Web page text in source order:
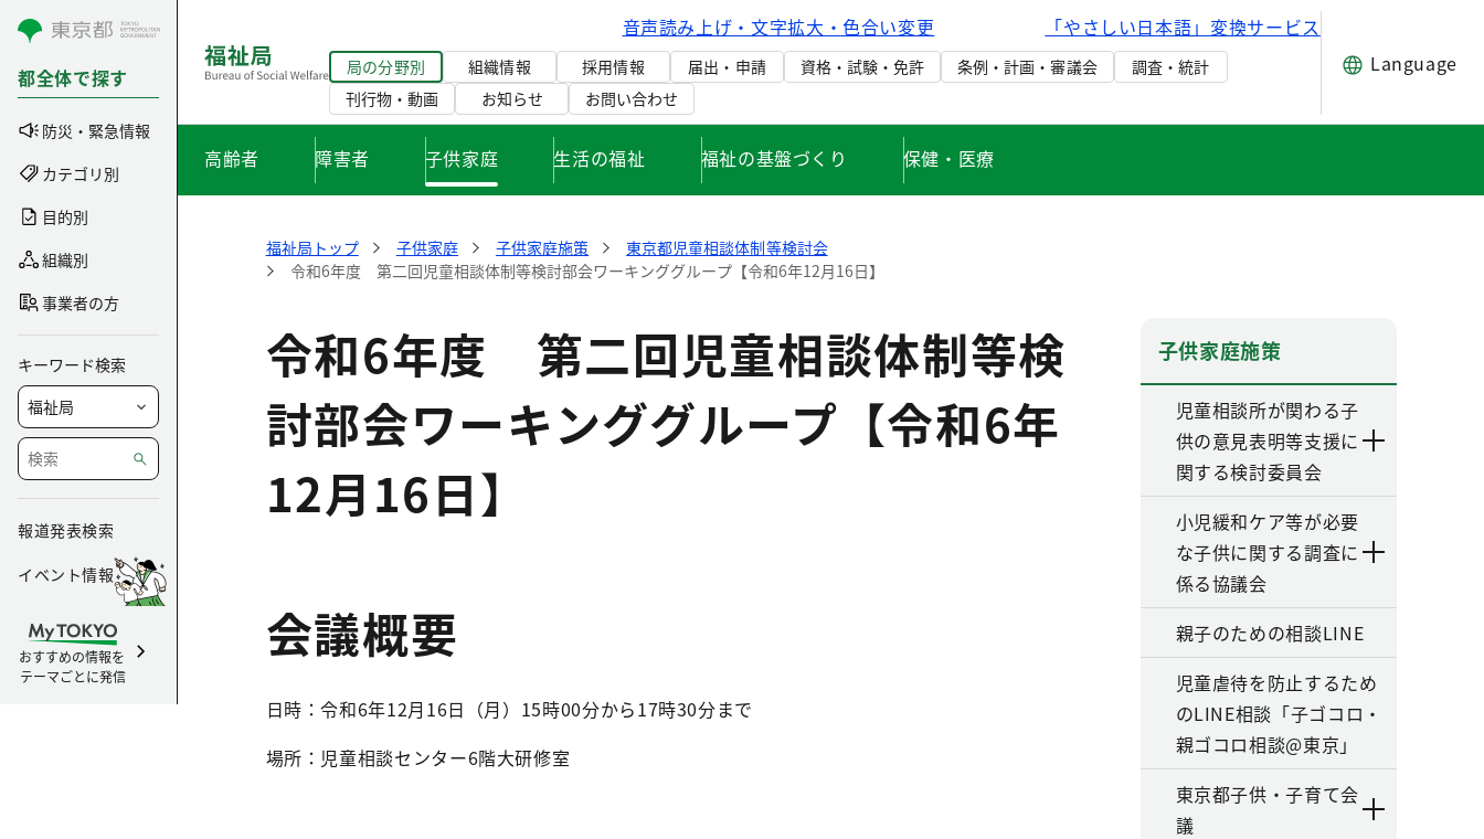
コンテンツにスキップ
都全体で探す
防災・緊急情報
カテゴリ別
目的別
組織別
事業者の方
キーワード検索
報道発表検索
イベント情報
おすすめの情報を
テーマごとに発信
音声読み上げ・文字拡大・色合い変更 「やさしい日本語」変換サービス
局の分野別 組織情報 採用情報 届出・申請 資格・試験・免許 条例・計画・審議会
調査・統計
刊行物・動画
お知らせ お問い合わせ
Language
高齢者 障害者 子供家庭 生活の福祉 福祉の基盤づくり 保健・医療
福祉局トップ 子供家庭 子供家庭施策
東京都児童相談体制等検討会
令和6年度 第二回児童相談体制等検討部会ワーキンググループ【令和6年12月16日】
令和6年度 第二回児童相談体制等検
討部会ワーキンググループ【令和6年
12月16日】
会議概要
日時：令和6年12月16日（月）15時00分から17時30分まで
場所：児童相談センター6階大研修室
子供家庭施策
児童相談所が関わる子
供の意見表明等支援に
関する検討委員会
小児緩和ケア等が必要
な子供に関する調査に
係る協議会
親子のための相談LINE
児童虐待を防止するため
のLINE相談「子ゴコロ・
親ゴコロ相談@東京」
東京都子供・子育て会
議